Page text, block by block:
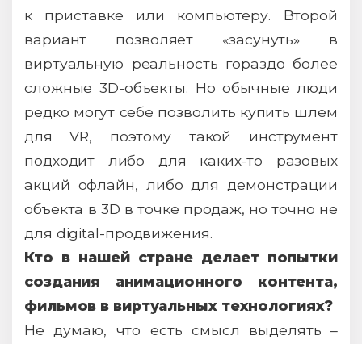
к приставке или компьютеру. Второй
вариант позволяет «засунуть» в
виртуальную реальность гораздо более
сложные 3D-объекты. Но обычные люди
редко могут себе позволить купить шлем
для VR, поэтому такой инструмент
подходит либо для каких-то разовых
акций офлайн, либо для демонстрации
объекта в 3D в точке продаж, но точно не
для digital-продвижения.
Кто в нашей стране делает попытки
создания анимационного контента,
фильмов в виртуальных технологиях?
Не думаю, что есть смысл выделять –